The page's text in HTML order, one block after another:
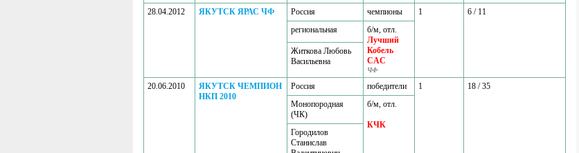
28.04.2012 ЯКУТСК ЯРАС ЧФ Россия чемпионы 1
6 / 11
региональная
б/м, отл.
Лучший
Кобель
CAC
ЧФ
Житкова Любовь
Васильевна
20.06.2010
ЯКУТСК ЧЕМПИОН
НКП 2010
Россия победители 1
18 / 35
Монопородная
(ЧК)
б/м, отл.
КЧК
Городилов
Станислав